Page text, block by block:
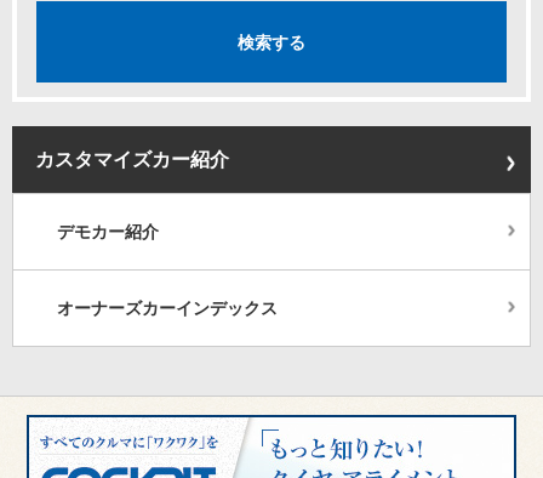
カスタマイズカー紹介
デモカー紹介
オーナーズカーインデックス